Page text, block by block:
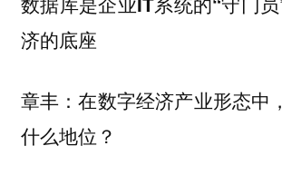
济的底座
章丰：在数字经济产业形态中
什么地位？